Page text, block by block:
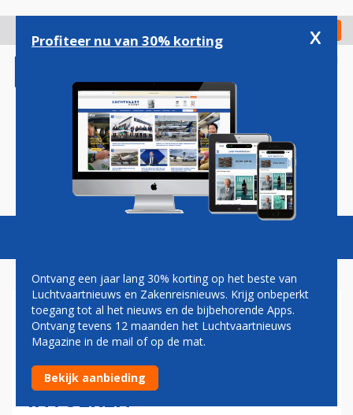
gaan
Check in
Magazine Podcasts Vacatures
UK WIL ELEKTRONISCHE
REISAUTORISATIE OOK VOOR
TRANSITPASSAGIERS
INVOEREN
Profiteer nu van 30% korting x
Ontvang een jaar lang 30% korting op het beste van
Luchtvaartnieuws en Zakenreisnieuws. Krijg onbeperkt
toegang tot al het nieuws en de bijbehorende Apps.
Ontvang tevens 12 maanden het Luchtvaartnieuws
Magazine in de mail of op de mat.
Bekijk aanbieding